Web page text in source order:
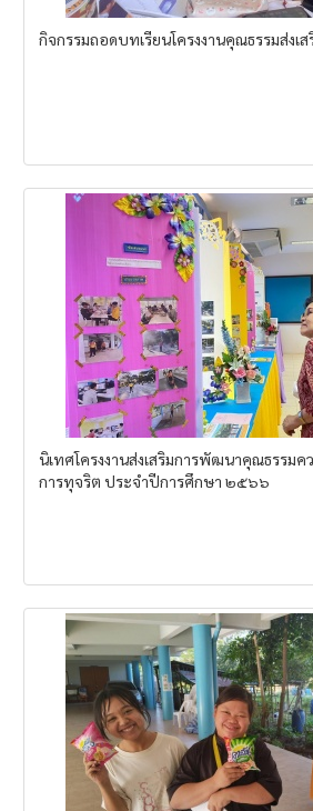
กิจกรรมถอดบทเรียนโครงงานคุณธรรมส่งเ
นิเทศโครงงานส่งเสริมการพัฒนาคุณธรรม
การทุจริต ประจำปีการศึกษา ๒๕๖๖